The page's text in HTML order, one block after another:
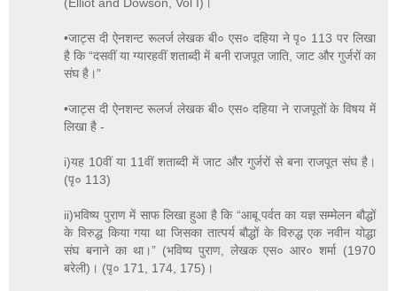
•जाट्स दी ऐनशन्ट रूलर्ज लेखक बी० एस० दहिया ने पृ० 113 पर लिखा
है कि “दसवीं या ग्यारहवीं शताब्दी में बनी राजपूत जाति, जाट और गुर्जरों का
संघ है।”
•जाट्स दी ऐनशन्ट रूलर्ज लेखक बी० एस० दहिया ने राजपूतों के विषय में
लिखा है -
i)यह 10वीं या 11वीं शताब्दी में जाट और गुर्जरों से बना राजपूत संघ है।
(पृ० 113)
ii)भविष्य पुराण में साफ लिखा हुआ है कि “आबू पर्वत का यज्ञ सम्मेलन बौद्धों
के विरुद्ध किया गया था जिसका तात्पर्य बौद्धों के विरुद्ध एक नवीन योद्धा
संघ बनाने का था।” (भविष्य पुराण, लेखक एस० आर० शर्मा (1970
बरेली)। (पृ० 171, 174, 175)।